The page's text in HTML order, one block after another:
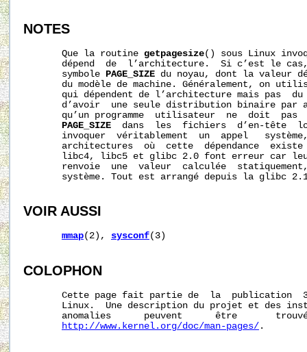
NOTES
       Que la routine
getpagesize() sous Linux
dépend  de  l’architecture.  Si c’est le
       symbole
PAGE_SIZE du noyau, dont la valeur
du modèle de machine. Généralement, on
qui dépendent de l’architecture mais pas
d’avoir  une seule distribution binaire par
qu’un programme  utilisateur  ne  doit  pas
PAGE_SIZE
dans  les  fichiers  d’en‐tête
invoquer  véritablement  un  appel
architectures  où  cette  dépendance
libc4, libc5 et glibc 2.0 font erreur car
renvoie  une  valeur  calculée
système. Tout est arrangé depuis la glibc
VOIR AUSSI
mmap(2), sysconf(3)
COLOPHON
Cette page fait partie de  la  publication
Linux.  Une description du projet et des
anomalies      peuvent      être
http://www.kernel.org/doc/man-pages/ .